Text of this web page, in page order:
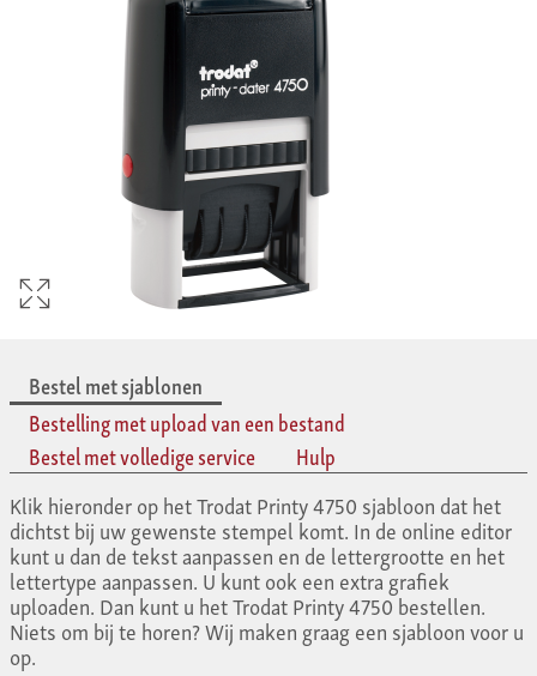
Bestel met sjablonen
Bestelling met upload van een bestand
Bestel met volledige service
Hulp
Klik hieronder op het Trodat Printy 4750 sjabloon dat het
dichtst bij uw gewenste stempel komt. In de online editor
kunt u dan de tekst aanpassen en de lettergrootte en het
lettertype aanpassen. U kunt ook een extra grafiek
uploaden. Dan kunt u het Trodat Printy 4750 bestellen.
Niets om bij te horen? Wij maken graag een sjabloon voor u
op.